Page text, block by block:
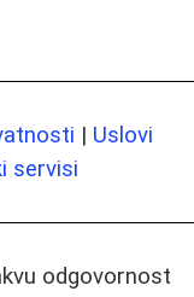
| Uslovi
servisi
odgovornost